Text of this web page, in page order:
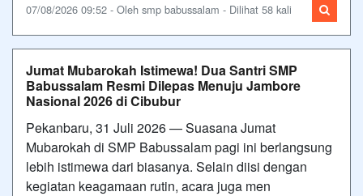
07/08/2026 09:52 - Oleh smp babussalam - Dilihat 58 kali
Jumat Mubarokah Istimewa! Dua Santri SMP
Babussalam Resmi Dilepas Menuju Jambore
Nasional 2026 di Cibubur
Pekanbaru, 31 Juli 2026 — Suasana Jumat
Mubarokah di SMP Babussalam pagi ini berlangsung
lebih istimewa dari biasanya. Selain diisi dengan
kegiatan keagamaan rutin, acara juga men